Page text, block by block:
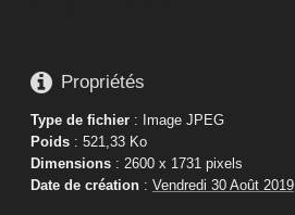
 Propriétés
Type de fichier : Image JPEG
Poids : 521,33 Ko
Dimensions : 2600 x 1731 pixels
Date de création : Vendredi 30 Août 2019